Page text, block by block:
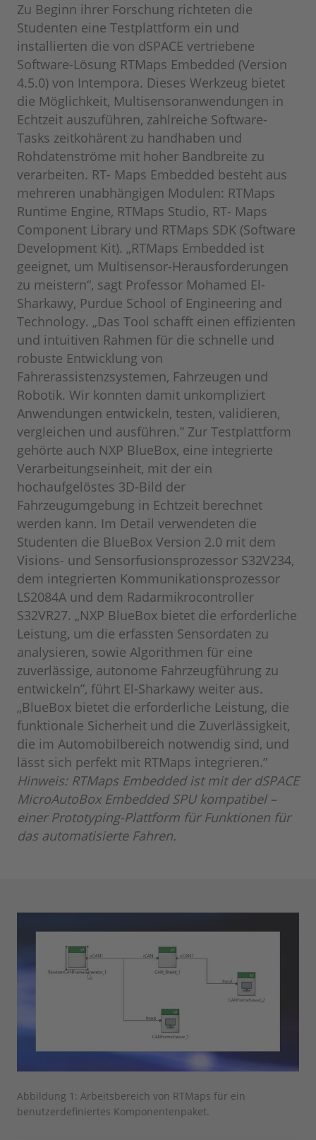
Zu Beginn ihrer Forschung richteten die
Studenten eine Testplattform ein und
installierten die von dSPACE vertriebene
Software-Lösung RTMaps Embedded (Version
4.5.0) von Intempora. Dieses Werkzeug bietet
die Möglichkeit, Multisensoranwendungen in
Echtzeit auszuführen, zahlreiche Software-
Tasks zeitkohärent zu handhaben und
Rohdatenströme mit hoher Bandbreite zu
verarbeiten. RT- Maps Embedded besteht aus
mehreren unabhängigen Modulen: RTMaps
Runtime Engine, RTMaps Studio, RT- Maps
Component Library und RTMaps SDK (Software
Development Kit). „RTMaps Embedded ist
geeignet, um Multisensor-Herausforderungen
zu meistern“, sagt Professor Mohamed El-
Sharkawy, Purdue School of Engineering and
Technology. „Das Tool schafft einen effizienten
und intuitiven Rahmen für die schnelle und
robuste Entwicklung von
Fahrerassistenzsystemen, Fahrzeugen und
Robotik. Wir konnten damit unkompliziert
Anwendungen entwickeln, testen, validieren,
vergleichen und ausführen.” Zur Testplattform
gehörte auch NXP BlueBox, eine integrierte
Verarbeitungseinheit, mit der ein
hochaufgelöstes 3D-Bild der
Fahrzeugumgebung in Echtzeit berechnet
werden kann. Im Detail verwendeten die
Studenten die BlueBox Version 2.0 mit dem
Visions- und Sensorfusionsprozessor S32V234,
dem integrierten Kommunikationsprozessor
LS2084A und dem Radarmikrocontroller
S32VR27. „NXP BlueBox bietet die erforderliche
Leistung, um die erfassten Sensordaten zu
analysieren, sowie Algorithmen für eine
zuverlässige, autonome Fahrzeugführung zu
entwickeln”, führt El-Sharkawy weiter aus.
„BlueBox bietet die erforderliche Leistung, die
funktionale Sicherheit und die Zuverlässigkeit,
die im Automobilbereich notwendig sind, und
lässt sich perfekt mit RTMaps integrieren.”
Hinweis: RTMaps Embedded ist mit der dSPACE
MicroAutoBox Embedded SPU kompatibel –
einer Prototyping-Plattform für Funktionen für
das automatisierte Fahren.
Abbildung 1: Arbeitsbereich von RTMaps für ein
benutzerdefiniertes Komponentenpaket.